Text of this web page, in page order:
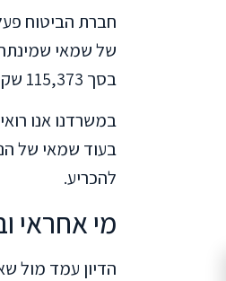
של שמאי
בסך 115,373 שקלים, הפרש של יותר ממאה אלף שקל.
במשרדנו אנו
בעוד שמאי של
להכריע.
מי אחראי
הדיון עמד מול